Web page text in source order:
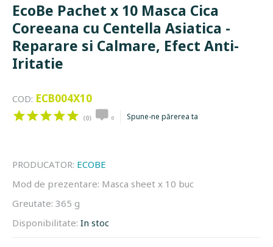
EcoBe Pachet x 10 Masca Cica
Coreeana cu Centella Asiatica -
Reparare si Calmare, Efect Anti-
Iritatie
COD: ECB004X10
(0) 0 Spune-ne părerea ta
PRODUCATOR: ECOBE
Mod de prezentare: Masca sheet x 10 buc
Greutate: 365 g
Disponibilitate: In stoc